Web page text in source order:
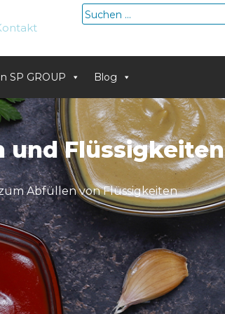
Suche
nach:
SP GROUP Blog
und Flüssigkeiten
Abfüllen von Flüssigkeiten